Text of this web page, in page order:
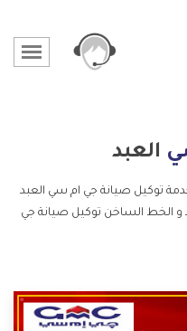
العبد
توكيل صيانة جي ام سي العبد
و الخط الساخن توكيل صيانة جي